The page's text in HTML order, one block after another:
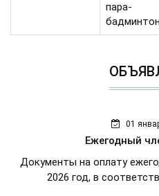
пара-
01
Ежегодный
Документы на оплату
2026 год, в